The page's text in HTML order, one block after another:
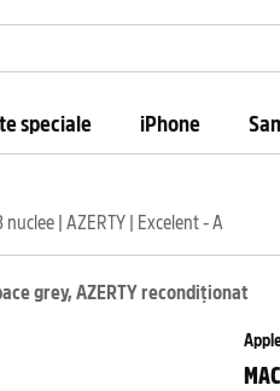
speciale iPhone
| AZERTY | Excelent - A
grey, AZERTY recondiționat